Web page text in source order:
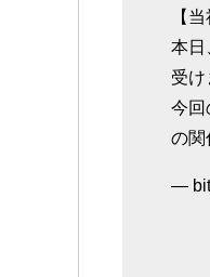
【
本日
受け
今回
の関
—